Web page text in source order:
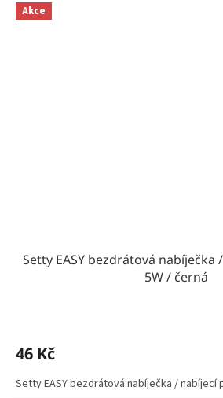
Akce
Setty EASY bezdrátová
5W / černá
46 Kč
Setty EASY bezdrátová nabíječka / nabíjecí